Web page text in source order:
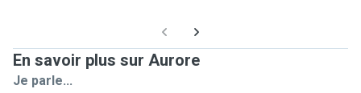
En savoir plus sur Aurore
Je parle...